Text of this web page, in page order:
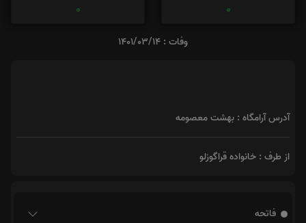
0
0
وفات : 1401/03/14
آدرس آرامگاه : بهشت معصومه
از طرف : خانواده قراگوزلو
فاتحه